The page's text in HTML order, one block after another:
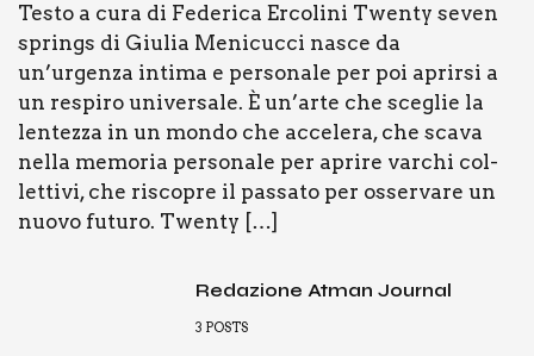
Testo a cura di Fede­ri­ca Erco­li­ni Twen­ty seven
springs di Giu­lia Meni­cuc­ci nasce da
un’urgenza inti­ma e per­so­na­le per poi aprir­si a
un respi­ro uni­ver­sa­le. È un’arte che sce­glie la
len­tez­za in un mon­do che acce­le­ra, che sca­va
nel­la memo­ria per­so­na­le per apri­re var­chi col­
let­ti­vi, che risco­pre il pas­sa­to per osser­va­re un
nuo­vo futu­ro. Twen­ty […]
Redazione Atman Journal
3 POSTS